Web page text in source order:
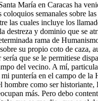
María en Caracas ha
semanales sobre
las cuales incluye los
destreza y dominio que se
rama de
su propio coto de caza,
que se le permitiese
del vecino. A mí,
puntería en el campo de la
hombre como ser historiante,
más. Pero debo